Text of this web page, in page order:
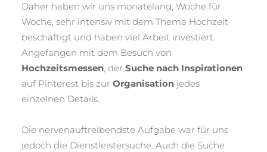
Daher haben wir uns monatelang, Woche für
Woche, sehr intensiv mit dem Thema Hochzeit
beschäftigt und haben viel Arbeit investiert.
Angefangen mit dem Besuch von
Hochzeitsmessen, derSuche nach Inspirationen
auf Pinterest bis zurOrganisation jedes
einzelnen Details.
Die nervenauftreibendste Aufgabe war für uns
jedoch die Dienstleistersuche. Auch die Suche